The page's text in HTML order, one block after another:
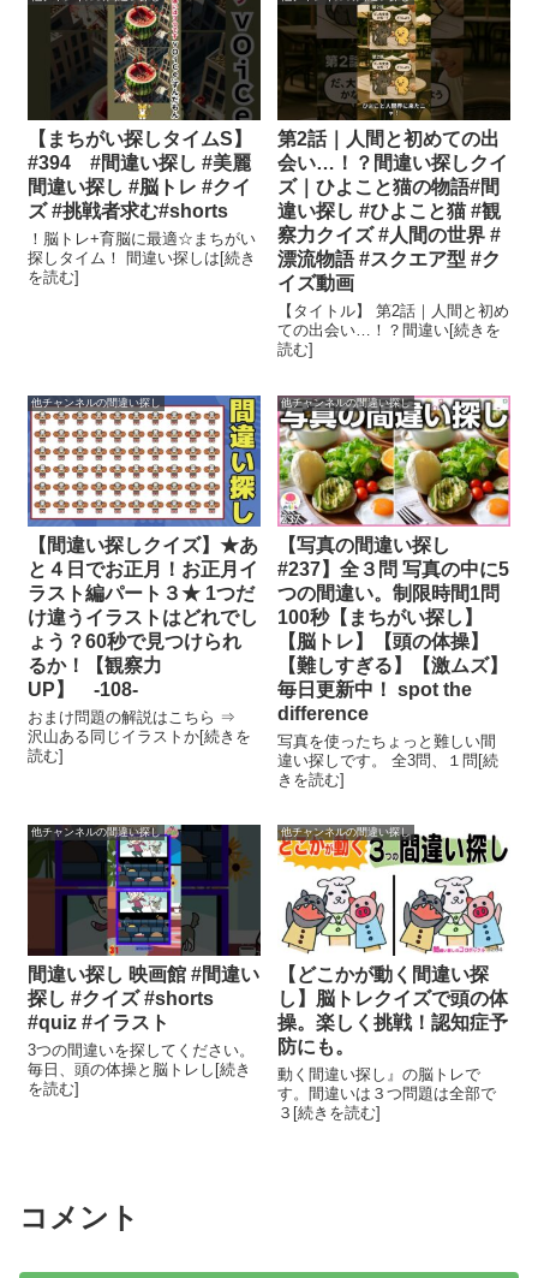
【まちがい探しタイムS】
#394 #間違い探し #美麗
間違い探し #脳トレ #クイ
ズ #挑戦者求む#shorts
！脳トレ+育脳に最適☆まちがい
探しタイム！ 間違い探しは[続き
を読む]
第2話｜人間と初めての出
会い…！？間違い探しクイ
ズ｜ひよこと猫の物語#間
違い探し #ひよこと猫 #観
察力クイズ #人間の世界 #
漂流物語 #スクエア型 #ク
イズ動画
【タイトル】 第2話｜人間と初め
ての出会い…！？間違い[続きを
読む]
他チャンネルの間違い探し
【間違い探しクイズ】★あ
と４日でお正月！お正月イ
ラスト編パート３★ 1つだ
け違うイラストはどれでし
ょう？60秒で見つけられ
るか！【観察力
UP】 -108-
おまけ問題の解説はこちら ⇒
沢山ある同じイラストか[続きを
読む]
他チャンネルの間違い探し
【写真の間違い探し
#237】全３問 写真の中に5
つの間違い。制限時間1問
100秒【まちがい探し】
【脳トレ】【頭の体操】
【難しすぎる】【激ムズ】
毎日更新中！ spot the
difference
写真を使ったちょっと難しい間
違い探しです。 全3問、１問[続
きを読む]
他チャンネルの間違い探し
間違い探し 映画館 #間違い
探し #クイズ #shorts
#quiz #イラスト
3つの間違いを探してください。
毎日、頭の体操と脳トレし[続き
を読む]
他チャンネルの間違い探し
【どこかが動く間違い探
し】脳トレクイズで頭の体
操。楽しく挑戦！認知症予
防にも。
動く間違い探し』の脳トレで
す。間違いは３つ問題は全部で
３[続きを読む]
コメント